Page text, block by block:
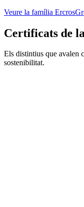
Veure la família
Certificats de
Els distintius que avalen
sostenibilitat.